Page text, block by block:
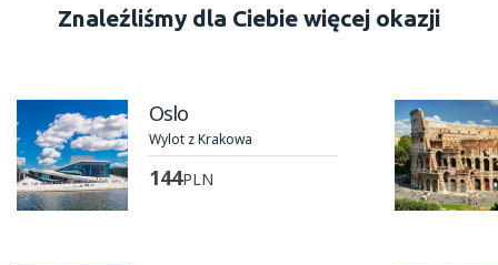
Znaleźliśmy dla Ciebie więcej okazji
Oslo
Wylot z Krakowa
144PLN